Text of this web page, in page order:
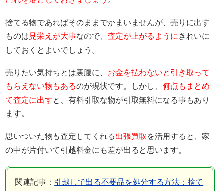
捨てる物であればそのままでかまいませんが、売りに出す
ものは 見栄えが大事なので、査定が上がるように きれいに
しておくとよいでしょう。
売りたい気持ちとは裏腹に、 お金を払わないと引き取って
もらえない物もあるのが現状です。しかし、何点もまとめ
て査定に出すと、有料引取な物が引取無料になる事もあり
ます。
思いついた物も査定してくれる出張買取 を活用すると、家
の中が片付いて引越料金にも差が出ると思います。
関連記事： 引越しで出る不要品を処分する方法：捨て